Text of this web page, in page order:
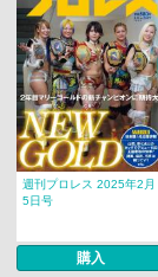
週刊プロレス 2025年2月
5日号
購入